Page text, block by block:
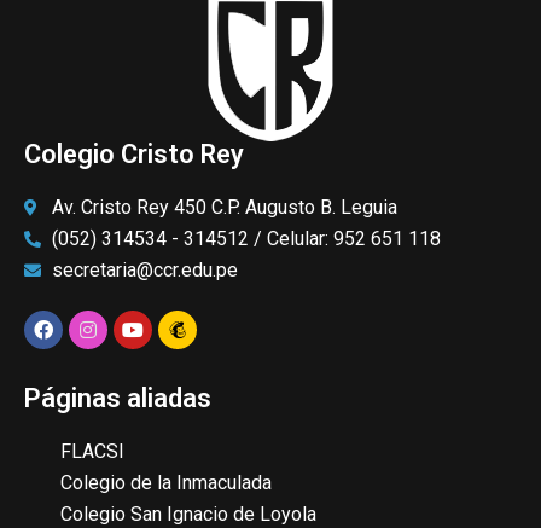
Colegio Cristo Rey
Av. Cristo Rey 450 C.P. Augusto B. Leguia
(052) 314534 - 314512 / Celular: 952 651 118
secretaria@ccr.edu.pe
Páginas aliadas
FLACSI
Colegio de la Inmaculada
Colegio San Ignacio de Loyola